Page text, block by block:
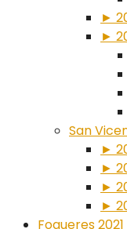
►
►
San
►
►
►
►
Fogueres 2021